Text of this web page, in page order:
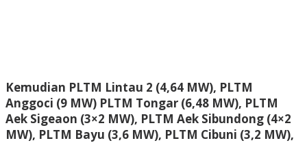
Kemudian PLTM Lintau 2 (4,64 MW), PLTM
Anggoci (9 MW) PLTM Tongar (6,48 MW), PLTM
Aek Sigeaon (3×2 MW), PLTM Aek Sibundong (4×2
MW), PLTM Bayu (3,6 MW), PLTM Cibuni (3,2 MW),